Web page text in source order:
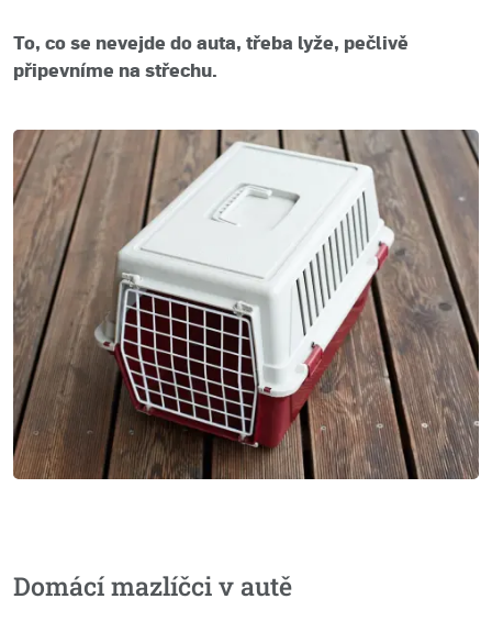
To, co se nevejde do auta, třeba lyže, pečlivě
připevníme na střechu.
Domácí mazlíčci v autě